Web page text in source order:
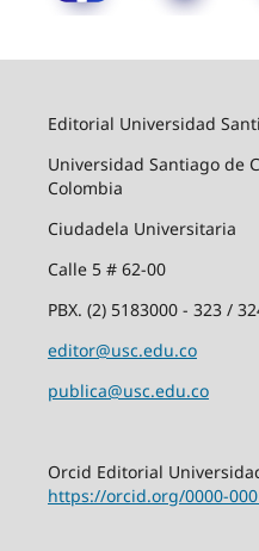
Editorial Universidad
Universidad Santiago de
Colombia
Ciudadela Universitaria
Calle 5 # 62-00
PBX. (2) 5183000 - 323 /
editor@usc.edu.co
publica@usc.edu.co
Orcid Editorial
https://orcid.org/0000-